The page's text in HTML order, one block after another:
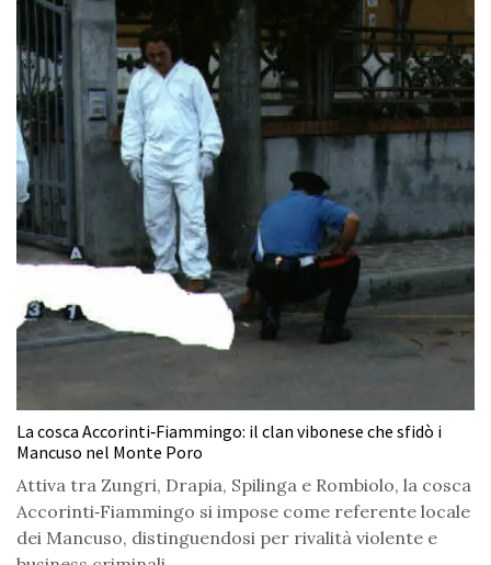
La cosca Accorinti‑Fiammingo: il clan vibonese che sfidò i
Mancuso nel Monte Poro
Attiva tra Zungri, Drapia, Spilinga e Rombiolo, la cosca
Accorinti‑Fiammingo si impose come referente locale
dei Mancuso, distinguendosi per rivalità violente e